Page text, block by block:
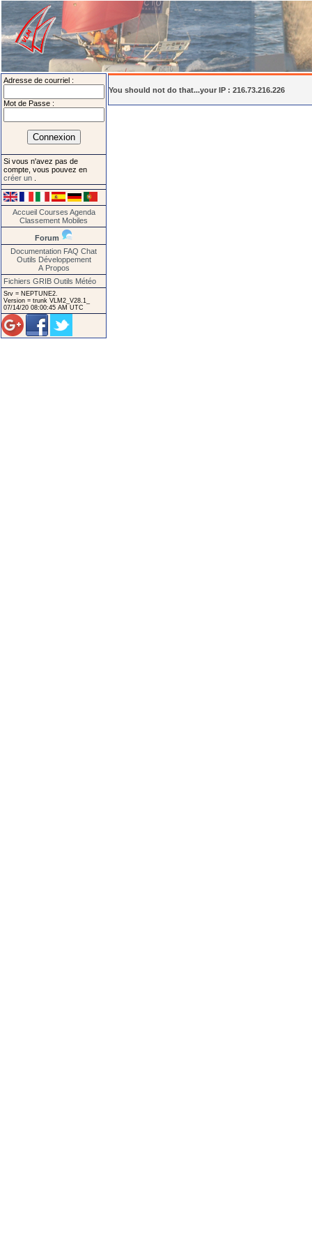
Adresse de courriel :
Mot de Passe :
Si vous n'avez pas de
compte, vous pouvez en
créer un
Accueil Courses Agenda
Classement Mobiles
Forum
Documentation FAQ Chat
Outils Développement
A Propos
Fichiers GRIB Outils Météo
Srv = NEPTUNE2.
Version = trunk VLM2_V28.1_
07/14/20 08:00:45 AM UTC
You should not do that...your IP : 216.73.216.226